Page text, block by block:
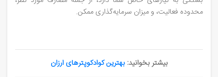
محدوده فعالیت، و میزان سرمایه‌گذاری ممکن.
بیشتر بخوانید:بهترین کوادکوپترهای ارزان